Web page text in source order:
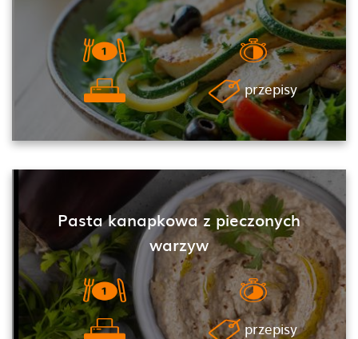
przepisy
Pasta kanapkowa z pieczonych
warzyw
przepisy